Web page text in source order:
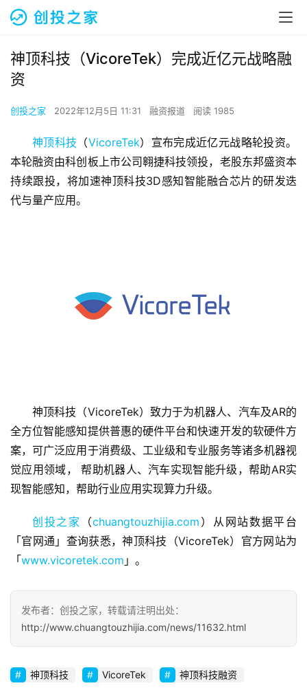
页
融
资
报
商
业
企
业
神顶科技（VicoreTek）完成近亿元战略融
资
创投之家 2022年12月5日 11:31 融资报道 阅读 1985
神顶科技 （VicoreTek）宣布完成近亿元战略轮投资。
本轮融资由科创板上市公司翱捷科技领投，老股东邦盛资本
持续跟投，将加速神顶科技3D感知智能融合芯片的研发迭
代与量产应用。
神顶科技（VicoreTek）致力于为机器人、汽车及AR的
全方位智能感知提供普惠的硬件平台和快速开发的软硬件方
案，可广泛应用于消费级、工业级和专业服务等诸多机器视
觉应用领域， 帮助机器人、汽车实现智能升级，帮助AR实
现智能感知，帮助行业应用实现算力升级。
创投之家 （chuangtouzhijia.com ）从网站数据平台
「官网通」查询获悉，神顶科技（VicoreTek）官方网站为
「www.vicoretek.com 」。
发布者：创投之家，转载请注明出处：
http://www.chuangtouzhijia.com/news/11632.html
神顶科技 VicoreTek 神顶科技融资